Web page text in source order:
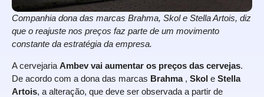
Companhia dona das marcas Brahma, Skol e Stella Artois, diz
que o reajuste nos preços faz parte de um movimento
constante da estratégia da empresa.
A cervejaria Ambev vai aumentar os preços das cervejas.
De acordo com a dona das marcas Brahma, Skol e Stella
Artois, a alteração, que deve ser observada a partir de